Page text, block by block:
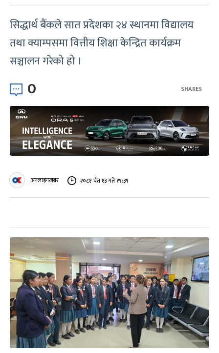
सिद्धार्थ बैंकले सात प्रदेशका २४ स्थानमा विद्यालय
तथा क्याम्पसमा वित्तीय शिक्षा केन्द्रित कार्यक्रम
सञ्चालन गरेको हो ।
0 SHARES
अनलाइनखबर २०८१ चैत १३ गते १९:३९